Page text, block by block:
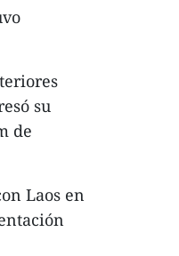
su
de
Laos en